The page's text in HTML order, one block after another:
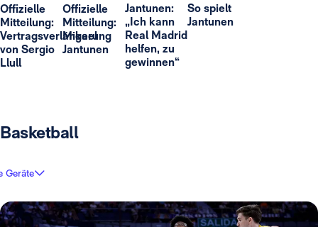
Offizielle
Mitteilung:
Vertragsverlängerung
von Sergio
Llull
Offizielle
Mitteilung:
Mikael
Jantunen
Jantunen:
„Ich kann
Real Madrid
helfen, zu
gewinnen“
So spielt
Jantunen
Basketball
Geräte